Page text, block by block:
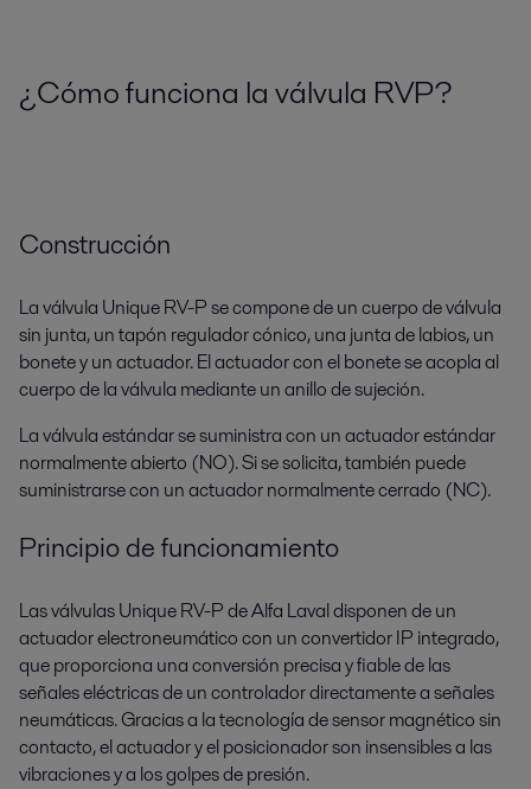
¿Cómo funciona la válvula RVP?
Construcción
La válvula Unique RV-P se compone de un cuerpo de válvula
sin junta, un tapón regulador cónico, una junta de labios, un
bonete y un actuador. El actuador con el bonete se acopla al
cuerpo de la válvula mediante un anillo de sujeción.
La válvula estándar se suministra con un actuador estándar
normalmente abierto (NO). Si se solicita, también puede
suministrarse con un actuador normalmente cerrado (NC).
Principio de funcionamiento
Las válvulas Unique RV-P de Alfa Laval disponen de un
actuador electroneumático con un convertidor IP integrado,
que proporciona una conversión precisa y fiable de las
señales eléctricas de un controlador directamente a señales
neumáticas. Gracias a la tecnología de sensor magnético sin
contacto, el actuador y el posicionador son insensibles a las
vibraciones y a los golpes de presión.